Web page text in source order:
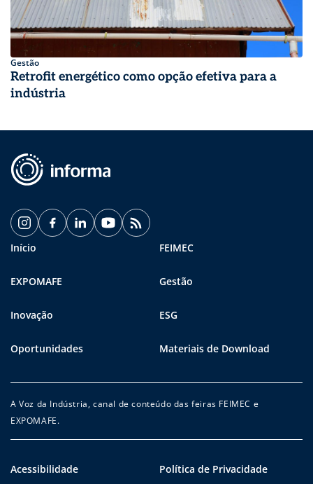
Gestão
Retrofit energético como opção efetiva para a
indústria
Início FEIMEC
EXPOMAFE Gestão
Inovação ESG
Oportunidades Materiais de Download
A Voz da Indústria, canal de conteúdo das feiras FEIMEC e
EXPOMAFE.
Acessibilidade Política de Privacidade